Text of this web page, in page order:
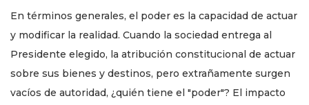
En términos generales, el poder es la capacidad de actuar
y modificar la realidad. Cuando la sociedad entrega al
Presidente elegido, la atribución constitucional de actuar
sobre sus bienes y destinos, pero extrañamente surgen
vacíos de autoridad, ¿quién tiene el "poder"? El impacto